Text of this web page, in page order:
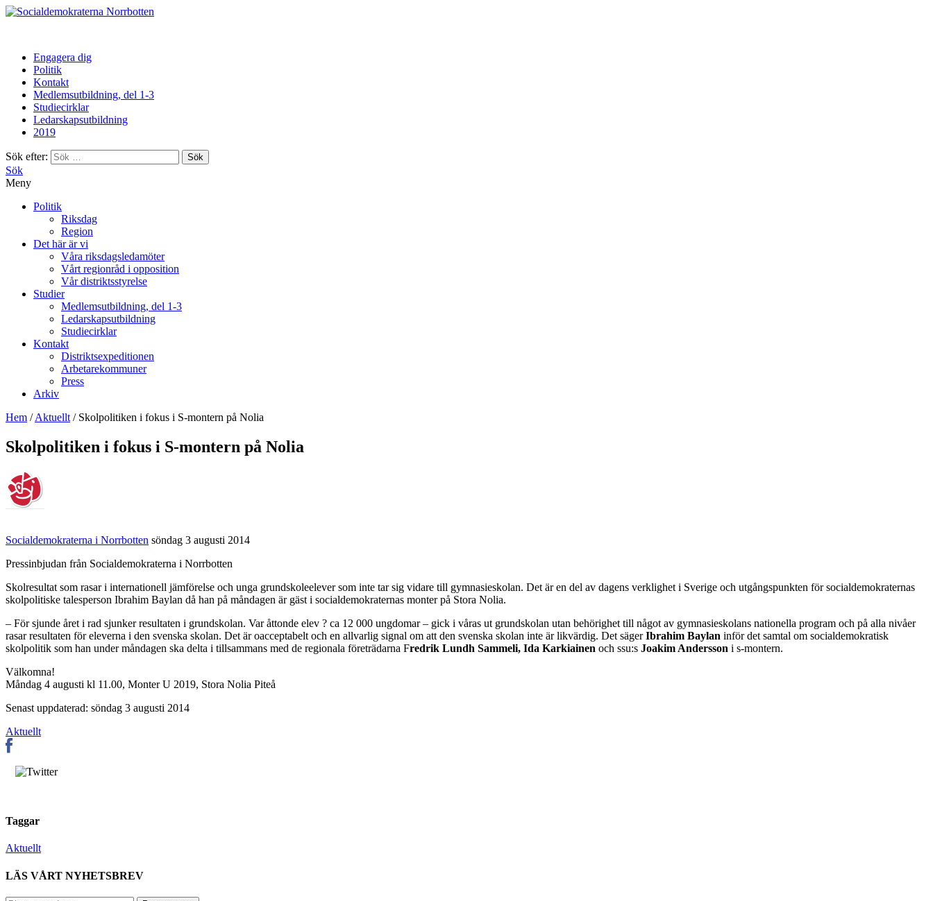
Norrbotten
Engagera dig
Politik
Kontakt
Medlemsutbildning, del 1-3
Studiecirklar
Ledarskapsutbildning
2019
Sök efter:
Sök
Meny
Politik
Riksdag
Region
Det här är vi
Våra riksdagsledamöter
Vårt regionråd i opposition
Vår distriktsstyrelse
Studier
Medlemsutbildning, del 1-3
Ledarskapsutbildning
Studiecirklar
Kontakt
Distriktsexpeditionen
Arbetarekommuner
Press
Arkiv
Hem /Aktuellt / Skolpolitiken i fokus i S-montern på Nolia
Skolpolitiken i fokus i S-montern på Nolia
Socialdemokraterna i Norrbotten söndag 3 augusti 2014
Pressinbjudan från Socialdemokraterna i Norrbotten
Skolresultat som rasar i internationell jämförelse och unga grundskoleelever som inte tar sig vidare till gymnasieskolan. Det är en del av dagens verklighet i Sverige och utgångspunkten för socialdemokraternas
skolpolitiske talesperson Ibrahim Baylan då han på måndagen är gäst i socialdemokraternas monter på Stora Nolia.
– För sjunde året i rad sjunker resultaten i grundskolan. Var åttonde elev ? ca 12 000 ungdomar – gick i våras ut grundskolan utan behörighet till något av gymnasieskolans nationella program och på alla nivåer
rasar resultaten för eleverna i den svenska skolan. Det är oacceptabelt och en allvarlig signal om att den svenska skolan inte är likvärdig. Det sägerIbrahim Baylan inför det samtal om socialdemokratisk
skolpolitik som han under måndagen ska delta i tillsammans med de regionala företrädarna Fredrik Lundh Sammeli, Ida Karkiainen och ssu:s Joakim Andersson i s-montern.
Välkomna!
Måndag 4 augusti kl 11.00, Monter U 2019, Stora Nolia Piteå
Senast uppdaterad: söndag 3 augusti 2014
Aktuellt
Taggar
Aktuellt
LÄS VÅRT NYHETSBREV